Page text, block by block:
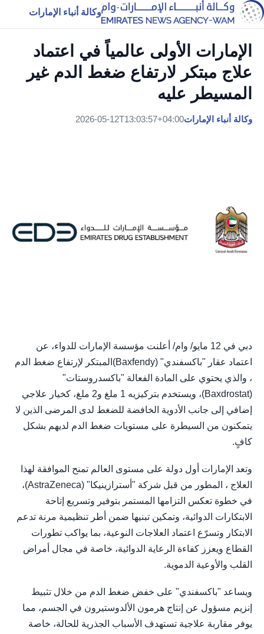
وكالة أنباء الإمارات
الإمارات الأولى عالمياً في اعتماد
علاج مبتكر لارتفاع ضغط الدم غير
المسيطر عليه
وكالة أنباء الإمارات2026-05-12T13:03:57+04:00
دبي في 12 مايو/ وام/ أعلنت مؤسسة الإمارات للدواء، عن
اعتماد عقار "باكسفندي" (Baxfendy)المبتكر لإرتفاع ضغط الدم
، والذي يحتوي على المادة الفعالة "باكسدروستات"
(Baxdrostat)، ويستخدم بتركيزيه 1 ملغ و2 ملغ، كخيار علاجي
إضافي إلى جانب الأدوية الخافضة للضغط لدى المرضى الذين لا
يتمكنون من السيطرة على مستويات ضغط الدم لديهم بشكل
كافٍ.
وتعد الإمارات أول دولة على مستوى العالم تمنح الموافقة لهذا
العلاج ، المطور من قبل شركة "أسترازينيكا" (AstraZeneca)،
في خطوة تعكس التزامها المستمر بتوفير وتسريع إتاحة
الابتكارات الدوائية، وتمكين تبنيها ضمن أطر تنظيمية مرنة تدعم
الابتكار وتسرّع اعتماد العلاجات النوعية، بما يواكب تطورات
القطاع ويعزز كفاءة الرعاية الدوائية، خاصة في مجال أمراض
القلب والأوعية الدموية.
ويساعد "باكسفندي" على خفض ضغط الدم من خلال تثبيط
إنزيم مسؤول عن إنتاج هرمون الألدوستيرون في الجسم، مما
يوفر مقاربة علاجية تستهدف الأسباب الجذرية للحالة، خاصة